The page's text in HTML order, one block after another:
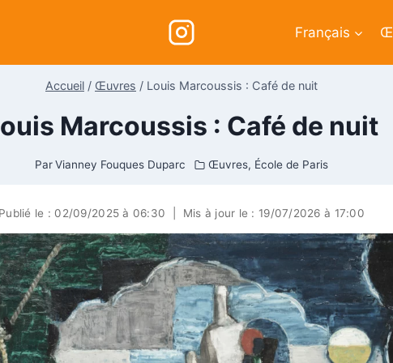
Français
Accueil / Œuvres / Louis Marcoussis : Café de nuit
Marcoussis : Café de nuit
Par Vianney Fouques Duparc Œuvres, École de Paris
Publié le : 02/09/2025 à 06:30 Mis à jour le : 19/07/2026 à 17:00